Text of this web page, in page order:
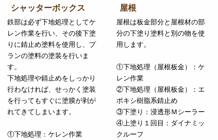
シャッターボックス
鉄部は必ず下地処理としてケ
レン作業を行い、その後下塗
りに錆止め塗料を使用し、プ
ランの塗料の塗装を行いま
す。
下地処理や錆止めをしっかり
行わなければ、せっかく塗装
を行ってもすぐに塗膜が剥が
れてきてしまいます。
①下地処理：ケレン作業
屋根
屋根は板金部分と屋根材の部
分の下塗り塗料と別の物を使
用します。
①下地処理（屋根板金）：ケ
レン作業
②下地処理（屋根板金）：エ
ポキシ樹脂系錆止め
③下塗り：浸透形Ｍシーラー
④上塗り１回目：ダイナミッ
クルーフ